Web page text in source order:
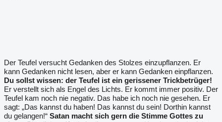
Der Teufel versucht Gedanken des Stolzes einzupflanzen. Er
kann Gedanken nicht lesen, aber er kann Gedanken einpflanzen.
Du sollst wissen: der Teufel ist ein gerissener Trickbetrüger!
Er verstellt sich als Engel des Lichts. Er kommt immer positiv. Der
Teufel kam noch nie negativ. Das habe ich noch nie gesehen. Er
sagt: „Das kannst du haben! Das kannst du sein! Dorthin kannst
du gelangen!“ Satan macht sich gern die Stimme Gottes zu